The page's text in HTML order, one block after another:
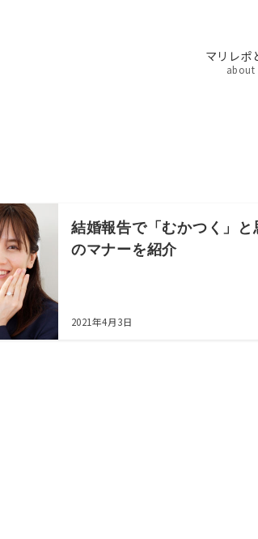
マリレポ
about
結婚報告で「むかつく」
のマナーを紹介
2021年4月3日